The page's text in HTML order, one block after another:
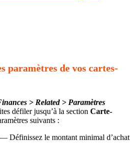
paramètres de vos cartes-
> Related > Paramètres
défiler jusqu’à la section Carte-
suivants :
— Définissez le montant minimal d’achat